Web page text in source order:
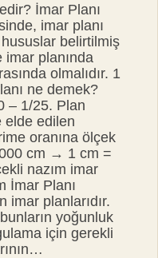
İmar Planı
imar planı
belirtilmiş
planında
olmalıdır. 1
ne demek?
– 1/25. Plan
elde edilen
oranına ölçek
cm → 1 cm =
nazım imar
İmar Planı
imar planlarıdır.
yoğunluk
için gerekli